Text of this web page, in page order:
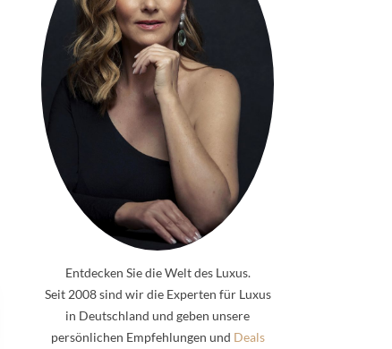
Entdecken Sie die Welt des Luxus.
Seit 2008 sind wir die Experten für Luxus
in Deutschland und geben unsere
persönlichen Empfehlungen und Deals